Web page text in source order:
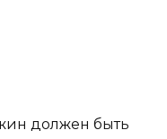
должен быть